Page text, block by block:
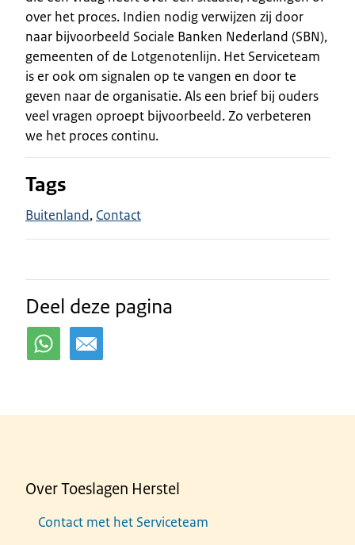
over het proces. Indien nodig verwijzen zij door
naar bijvoorbeeld Sociale Banken Nederland (SBN),
gemeenten of de Lotgenotenlijn. Het Serviceteam
is er ook om signalen op te vangen en door te
geven naar de organisatie. Als een brief bij ouders
veel vragen oproept bijvoorbeeld. Zo verbeteren
we het proces continu.
Tags
Buitenland Contact
Deel deze pagina
Over Toeslagen Herstel
Contact met het Serviceteam